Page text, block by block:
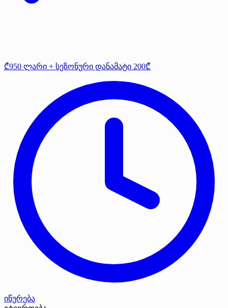
₾950 ლარი + სეზონური დანამატი 200₾
იწურება